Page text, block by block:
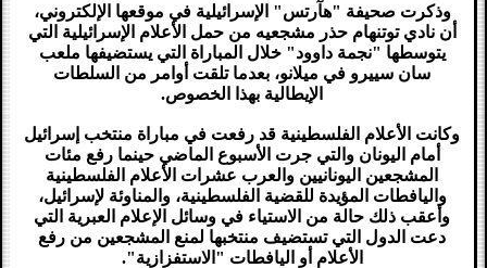
وذكرت صحيفة "هآرتس" الإسرائيلية في موقعها الإلكتروني،
أن نادي توتنهام حذر مشجعيه من حمل الأعلام الإسرائيلية التي
يتوسطها "نجمة داوود" خلال المباراة التي يستضيفها ملعب
سان سييرو في ميلانو، بعدما تلقت أوامر من السلطات
الإيطالية بهذا الخصوص.
وكانت الأعلام الفلسطينية قد رفعت في مباراة منتخب إسرائيل
أمام اليونان والتي جرت الأسبوع الماضي حينما رفع مئات
المشجعين اليونانيين والعرب عشرات الأعلام الفلسطينية
واليافطات المؤيدة للقضية الفلسطينية، والمناوئة لإسرائيل،
وأعقب ذلك حالة من الاستياء في وسائل الإعلام العبرية التي
دعت الدول التي تستضيف منتخبها لمنع المشجعين من رفع
الأعلام أو اليافطات "الاستفزازية".